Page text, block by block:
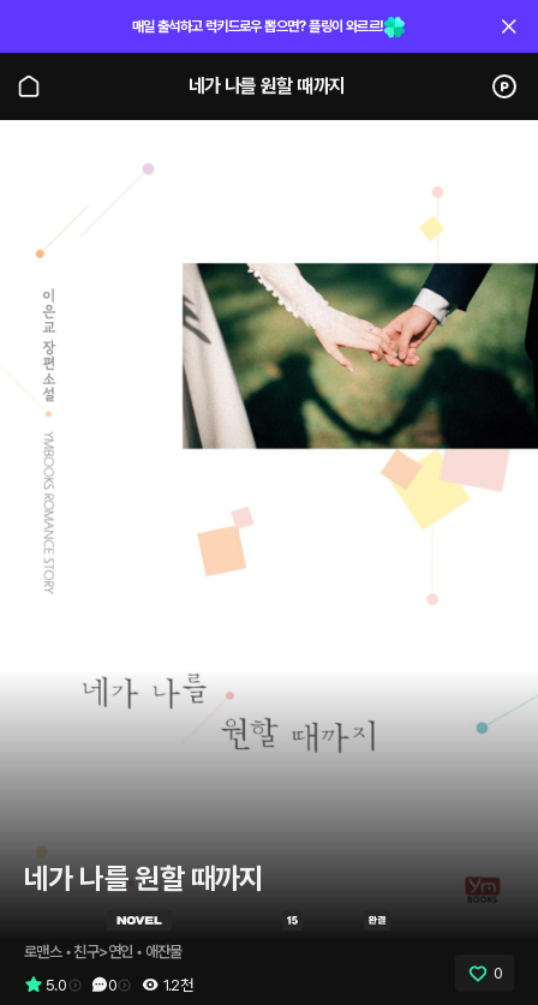
매일 출석하고 럭키드로우 뽑으면? 플링이 와르르!
네가 나를 원할 때까지
네가 나를 원할 때까지
로맨스 • 친구>연인 • 애잔물
5.0
0 1.2천
0